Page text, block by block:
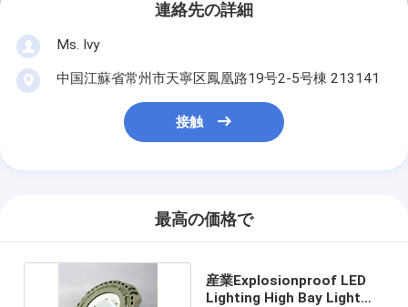
連絡先の詳細
Ms. Ivy
中国江蘇省常州市天寧区鳳凰路19号2-5号棟 213141
接触
最高の価格で
産業Explosionproof LED
Lighting High Bay Light